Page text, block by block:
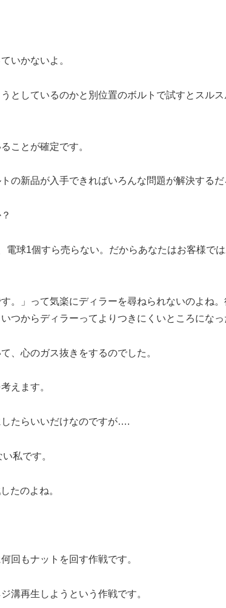
いかないよ。
としているのかと別位置のボルトで試すとスル
ことが確定です。
の新品が入手できればいろんな問題が解決する
電球1個すら売らない。だからあなたはお客様で
。」って気楽にディラーを尋ねられないのよね
つからディラーってよりつきにくいところになっ
、心のガス抜きをするのでした。
えます。
たらいいだけなのですが….
私です。
たのよね。
回もナットを回す作戦です。
溝再生しようという作戦です。